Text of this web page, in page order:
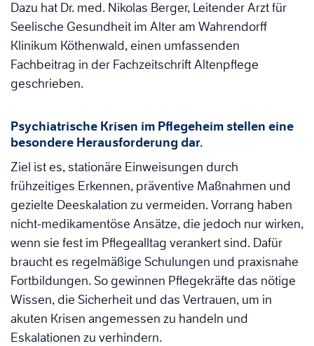
Dazu hat Dr. med. Nikolas Berger, Leitender Arzt für
Seelische Gesundheit im Alter am Wahrendorff
Klinikum Köthenwald, einen umfassenden
Fachbeitrag in der Fachzeitschrift Altenpflege
geschrieben.
Psychiatrische Krisen im Pflegeheim stellen eine
besondere Herausforderung dar.
Ziel ist es, stationäre Einweisungen durch
frühzeitiges Erkennen, präventive Maßnahmen und
gezielte Deeskalation zu vermeiden. Vorrang haben
nicht-medikamentöse Ansätze, die jedoch nur wirken,
wenn sie fest im Pflegealltag verankert sind. Dafür
braucht es regelmäßige Schulungen und praxisnahe
Fortbildungen. So gewinnen Pflegekräfte das nötige
Wissen, die Sicherheit und das Vertrauen, um in
akuten Krisen angemessen zu handeln und
Eskalationen zu verhindern.